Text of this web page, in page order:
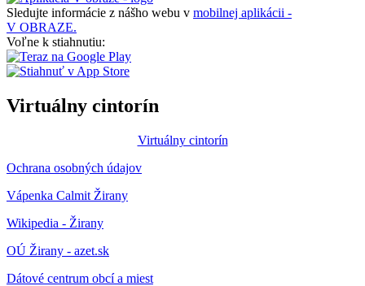
Sledujte informácie z nášho webu v mobilnej aplikácii -
V OBRAZE.
Voľne k stiahnutiu:
Virtuálny cintorín
Virtuálny cintorín
Ochrana osobných údajov
Vápenka Calmit Žirany
Wikipedia - Žirany
OÚ Žirany - azet.sk
Dátové centrum obcí a miest